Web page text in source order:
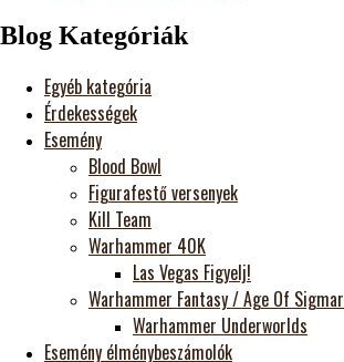
Blog Kategóriák
Egyéb kategória
Érdekességek
Esemény
Blood Bowl
Figurafestő versenyek
Kill Team
Warhammer 40K
Las Vegas Figyelj!
Warhammer Fantasy / Age Of Sigmar
Warhammer Underworlds
Esemény élménybeszámolók